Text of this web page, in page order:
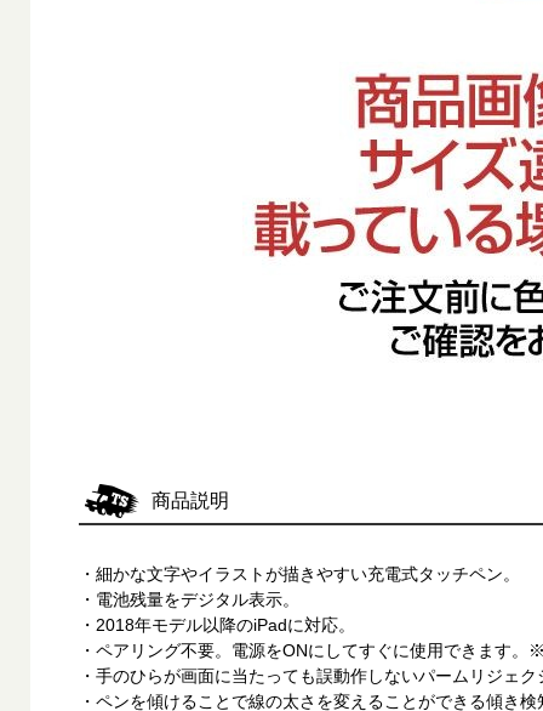
商品説明
・細かな文字やイラストが描きやすい充電式タッチペン。
・電池残量をデジタル表示。
・2018年モデル以降のiPadに対応。
・ペアリング不要。電源をONにしてすぐに使用できます。
・手のひらが画面に当たっても誤動作しないパームリジェ
・ペンを傾けることで線の太さを変えることができる傾き